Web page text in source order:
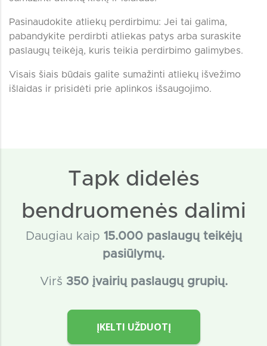
Pasinaudokite atliekų perdirbimu: Jei tai galima,
pabandykite perdirbti atliekas patys arba suraskite
paslaugų teikėją, kuris teikia perdirbimo galimybes.
Visais šiais būdais galite sumažinti atliekų išvežimo
išlaidas ir prisidėti prie aplinkos išsaugojimo.
Tapk didelės
bendruomenės dalimi
Daugiau kaip 15.000 paslaugų teikėjų
pasiūlymų.
Virš 350 įvairių paslaugų grupių.
ĮKELTI UŽDUOTĮ